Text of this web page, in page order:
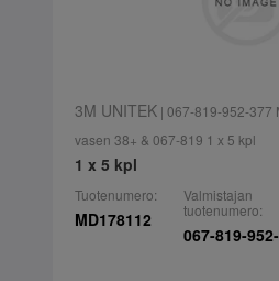
3M UNITEK| 067-819-952-377
vasen 38+ & 067-819 1 x 5 kpl
1 x 5 kpl
Tuotenumero:
MD178112
Valmistajan
tuotenumero:
067-819-